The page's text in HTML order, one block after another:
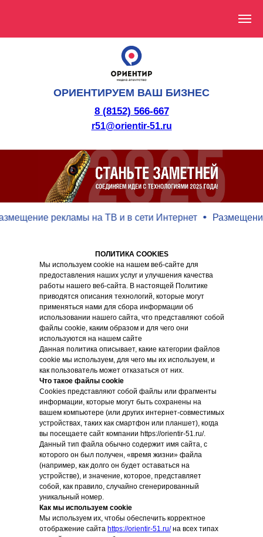
r51@orientir-51.ru
8 (8152) 566-667
ОРИЕНТИРУЕМ ВАШ БИЗНЕС
рекламы на ТВ и в сети Интернет Размещение
ПОЛИТИКА COOKIES
Мы используем cookie на нашем веб-сайте для
предоставления наших услуг и улучшения качества
работы нашего веб-сайта. В настоящей Политике
приводятся описания технологий, которые могут
применяться нами для сбора информации об
использовании нашего сайта, что представляют собой
файлы cookie, каким образом и для чего они
используются на нашем сайте
Данная политика описывает, какие категории файлов
cookie мы используем, для чего мы их используем, и
как пользователь может отказаться от них.
Что такое файлы cookie
Cookies представляют собой файлы или фрагменты
информации, которые могут быть сохранены на
вашем компьютере (или других интернет-совместимых
устройствах, таких как смартфон или планшет), когда
вы посещаете сайт компании https://orientir-51.ru/.
Данный тип файла обычно содержит имя сайта, с
которого он был получен, «время жизни» файла
(например, как долго он будет оставаться на
устройстве), и значение, которое, представляет
собой, как правило, случайно сгенерированный
уникальный номер.
Как мы используем cookie
Мы используем их, чтобы обеспечить корректное
отображение сайта https://orientir-51.ru/на всех типах